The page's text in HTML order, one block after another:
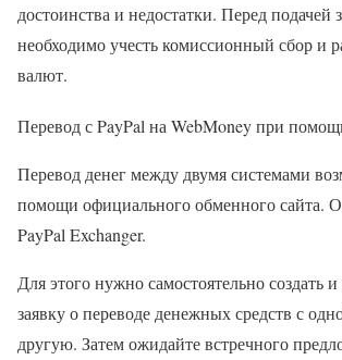
достоинства и недостатки. Перед подачей
необходимо учесть комиссионный сбор и
валют.
Перевод с PayPal на WebMoney при
Перевод денег между двумя системами
помощи официального обменного сайта.
PayPal Exchanger.
Для этого нужно самостоятельно создать
заявку о переводе денежных средств с
другую. Затем ожидайте встречного